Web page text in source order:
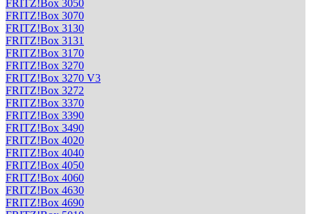
FRITZ!Box 3050
FRITZ!Box 3070
FRITZ!Box 3130
FRITZ!Box 3131
FRITZ!Box 3170
FRITZ!Box 3270
FRITZ!Box 3270 V3
FRITZ!Box 3272
FRITZ!Box 3370
FRITZ!Box 3390
FRITZ!Box 3490
FRITZ!Box 4020
FRITZ!Box 4040
FRITZ!Box 4050
FRITZ!Box 4060
FRITZ!Box 4630
FRITZ!Box 4690